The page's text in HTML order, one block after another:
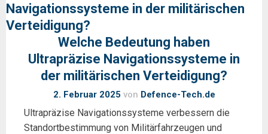
Navigationssysteme in der militärischen
Verteidigung?
Welche Bedeutung haben
Ultrapräzise Navigationssysteme in
der militärischen Verteidigung?
2. Februar 2025 von Defence-Tech.de
Ultrapräzise Navigationssysteme verbessern die
Standortbestimmung von Militärfahrzeugen und